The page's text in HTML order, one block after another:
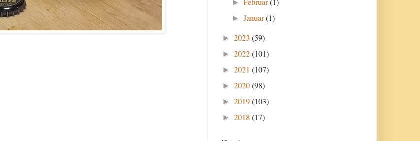
►
►Januar(1)
► 2023 (59)
► 2022(101)
► 2021 (107)
► 2020(98)
► 2019(103)
► 2018 (17)